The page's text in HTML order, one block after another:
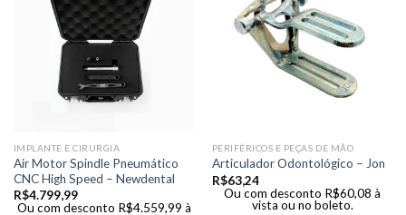
IMPLANTE E CIRURGIA
Air Motor Spindle Pneumático
CNC High Speed – Newdental
R$4.799,99
Ou com desconto R$4.559,99 à
PERIFÉRICOS E PEÇAS DE MÃO
Articulador Odontológico – Jon
R$63,24
Ou com desconto R$60,08 à
vista ou no boleto.